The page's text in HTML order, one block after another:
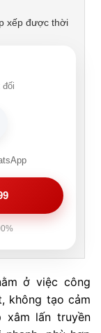
xếp được thời
ở việc công
không tạo cảm
xâm lấn truyền